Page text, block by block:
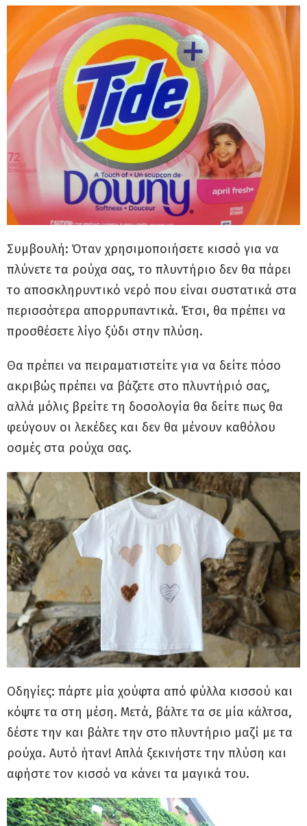
Συμβουλή: Όταν χρησιμοποιήσετε κισσό για να
πλύνετε τα ρούχα σας, το πλυντήριο δεν θα πάρει
το αποσκληρυντικό νερό που είναι συστατικά στα
περισσότερα απορρυπαντικά. Έτσι, θα πρέπει να
προσθέσετε λίγο ξύδι στην πλύση.
Θα πρέπει να πειραματιστείτε για να δείτε πόσο
ακριβώς πρέπει να βάζετε στο πλυντήριό σας,
αλλά μόλις βρείτε τη δοσολογία θα δείτε πως θα
φεύγουν οι λεκέδες και δεν θα μένουν καθόλου
οσμές στα ρούχα σας.
Οδηγίες: πάρτε μία χούφτα από φύλλα κισσού και
κόψτε τα στη μέση. Μετά, βάλτε τα σε μία κάλτσα,
δέστε την και βάλτε την στο πλυντήριο μαζί με τα
ρούχα. Αυτό ήταν! Απλά ξεκινήστε την πλύση και
αφήστε τον κισσό να κάνει τα μαγικά του.